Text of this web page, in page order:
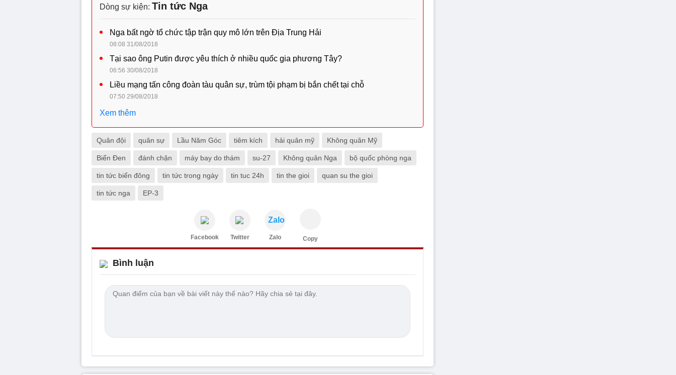
Dòng sự kiện: Tin tức Nga
Nga bất ngờ tổ chức tập trận quy mô lớn trên Địa Trung Hải
08:08 31/08/2018
Tại sao ông Putin được yêu thích ở nhiều quốc gia phương Tây?
06:56 30/08/2018
Liều mạng tấn công đoàn tàu quân sự, trùm tội phạm bị bắn chết tại chỗ
07:50 29/08/2018
Xem thêm
Quân đội quân sự Lầu Năm Góc tiêm kích hải quân mỹ Không quân Mỹ
Biển Đen đánh chặn máy bay do thám su-27 Không quân Nga bộ quốc phòng nga
tin tức biển đông tin tức trong ngày tin tuc 24h tin the gioi quan su the gioi
tin tức nga EP-3
Facebook Twitter
Zalo
Zalo Copy
Bình luận